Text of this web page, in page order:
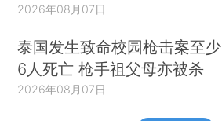
2026年08月07日
泰国发生致命校园枪击案至少
6人死亡 枪手祖父母亦被杀
2026年08月07日